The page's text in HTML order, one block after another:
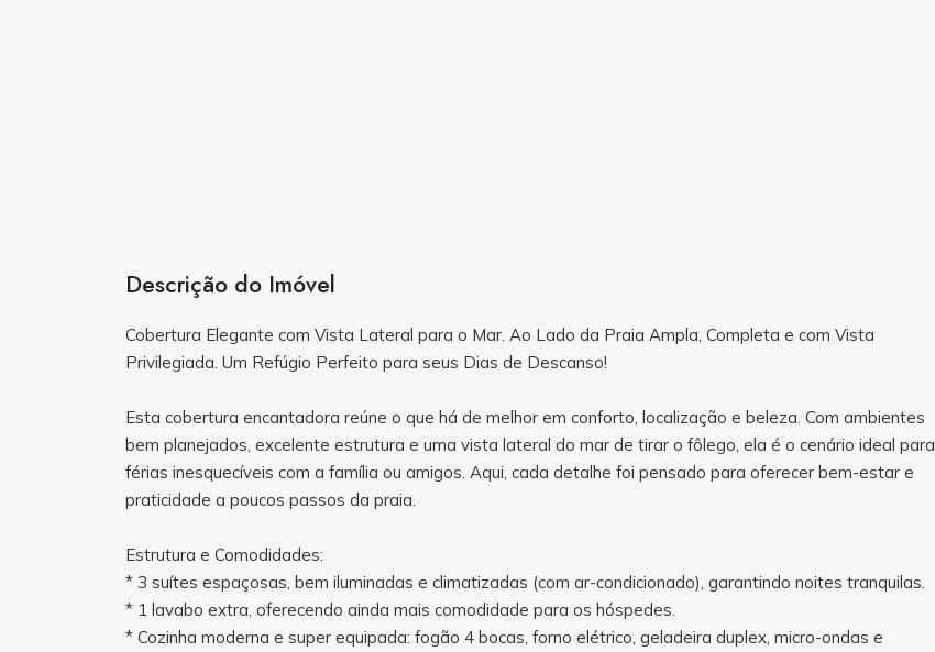
Descrição do Imóvel
Cobertura Elegante com Vista Lateral para o Mar. Ao Lado da Praia Ampla, Completa e com Vista
Privilegiada. Um Refúgio Perfeito para seus Dias de Descanso!
Esta cobertura encantadora reúne o que há de melhor em conforto, localização e beleza. Com ambientes
bem planejados, excelente estrutura e uma vista lateral do mar de tirar o fôlego, ela é o cenário ideal para
férias inesquecíveis com a família ou amigos. Aqui, cada detalhe foi pensado para oferecer bem-estar e
praticidade a poucos passos da praia.
Estrutura e Comodidades:
* 3 suítes espaçosas, bem iluminadas e climatizadas (com ar-condicionado), garantindo noites tranquilas.
* 1 lavabo extra, oferecendo ainda mais comodidade para os hóspedes.
* Cozinha moderna e super equipada: fogão 4 bocas, forno elétrico, geladeira duplex, micro-ondas e